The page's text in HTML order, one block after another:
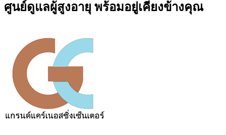
ศูนย์ดูแลผู้สูงอายุ พร้อมอยู่เคียงข้างคุณ